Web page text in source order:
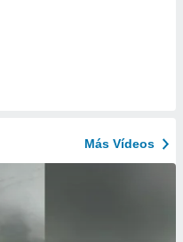
Más Vídeos